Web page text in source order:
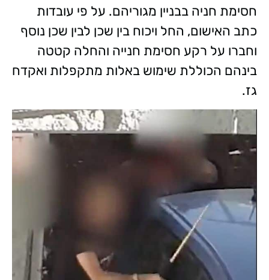
חסימת חניה בבניין מגוריהם. על פי עובדות
כתב האישום, החל ויכוח בין שכן לבין שכן נוסף
וחברו על רקע חסימת חנייה והחלה קטטה
בינהם הכוללת שימוש באלות מתקפלות ואקדח
גז.